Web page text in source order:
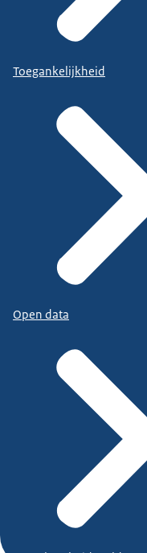
Toegankelijkheid
Open data